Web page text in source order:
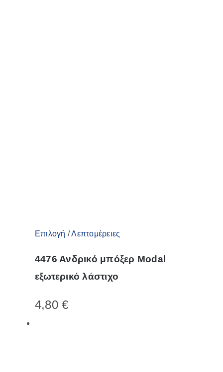
Επιλογή Αυτό
προϊόν
έχει
παραλλαγές.
/Λεπτομέρειες
4476 Ανδρικό μπόξερ Modal
εξωτερικό λάστιχο
4,80€